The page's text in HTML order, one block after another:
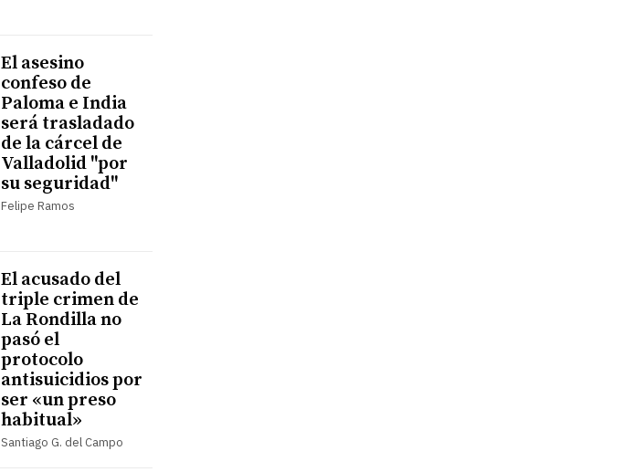
El asesino
confeso de
Paloma e India
será trasladado
de la cárcel de
Valladolid "por
su seguridad"
Felipe Ramos
El acusado del
triple crimen de
La Rondilla no
pasó el
protocolo
antisuicidios por
ser «un preso
habitual»
Santiago G. del Campo